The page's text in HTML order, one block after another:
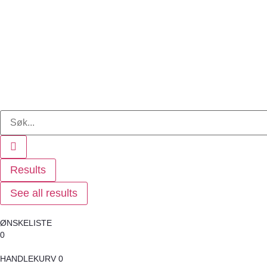
Results
See all results
ØNSKELISTE
0
HANDLEKURV 0